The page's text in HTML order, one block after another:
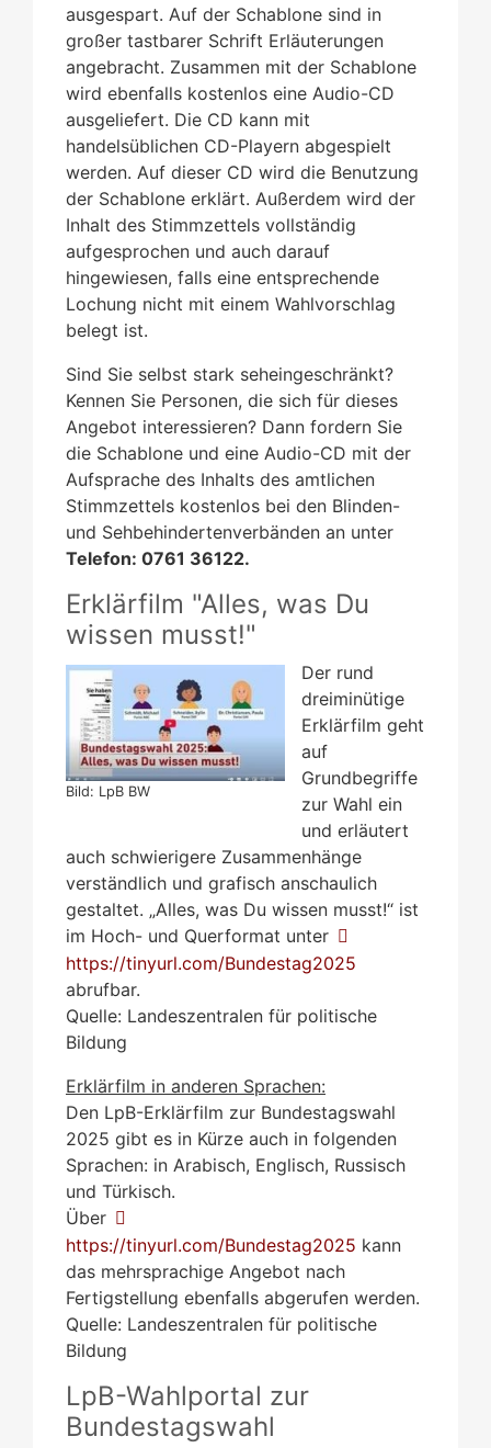
ausgespart. Auf der Schablone sind in
großer tastbarer Schrift Erläuterungen
angebracht. Zusammen mit der Schablone
wird ebenfalls kostenlos eine Audio-CD
ausgeliefert. Die CD kann mit
handelsüblichen CD-Playern abgespielt
werden. Auf dieser CD wird die Benutzung
der Schablone erklärt. Außerdem wird der
Inhalt des Stimmzettels vollständig
aufgesprochen und auch darauf
hingewiesen, falls eine entsprechende
Lochung nicht mit einem Wahlvorschlag
belegt ist.
Sind Sie selbst stark seheingeschränkt?
Kennen Sie Personen, die sich für dieses
Angebot interessieren? Dann fordern Sie
die Schablone und eine Audio-CD mit der
Aufsprache des Inhalts des amtlichen
Stimmzettels kostenlos bei den Blinden-
und Sehbehindertenverbänden an unter
Telefon: 0761 36122.
Erklärfilm "Alles, was Du
wissen musst!"
Bild: LpB BW
Der rund
dreiminütige
Erklärfilm geht
auf
Grundbegriffe
zur Wahl ein
und erläutert
auch schwierigere Zusammenhänge
verständlich und grafisch anschaulich
gestaltet. „Alles, was Du wissen musst!“ ist
im Hoch- und Querformat unter
https://tinyurl.com/Bundestag2025
abrufbar.
Quelle: Landeszentralen für politische
Bildung
Erklärfilm in anderen Sprachen:
Den LpB-Erklärfilm zur Bundestagswahl
2025 gibt es in Kürze auch in folgenden
Sprachen: in Arabisch, Englisch, Russisch
und Türkisch.
Über
https://tinyurl.com/Bundestag2025 kann
das mehrsprachige Angebot nach
Fertigstellung ebenfalls abgerufen werden.
Quelle: Landeszentralen für politische
Bildung
LpB-Wahlportal zur
Bundestagswahl